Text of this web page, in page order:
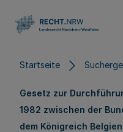
Startseite
Gesetz zur
1982 zwischen der
dem Königreich